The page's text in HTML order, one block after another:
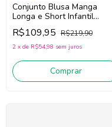
Conjunto Blusa Manga
Longa e Short Infantil
Menina Mon Sucré
138026122 (Off
White/Rosa)
R$109,95 R$219,90
2 x de R$54,98 sem juros
Comprar